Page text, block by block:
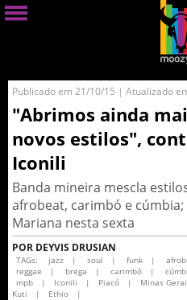
Publicado em 21/10/15 | Atualizado
"Abrimos ainda
novos estilos",
Iconili
Banda mineira mescla
afrobeat, carimbó e cúmbia;
Mariana nesta sexta
POR DEYVIS DRUSIAN
TAGs: jazz | soul | funk |
reggae
| brega | carimbó |
mpb
| Iconili | Piacó | Minas
Kuti
| Ethio |